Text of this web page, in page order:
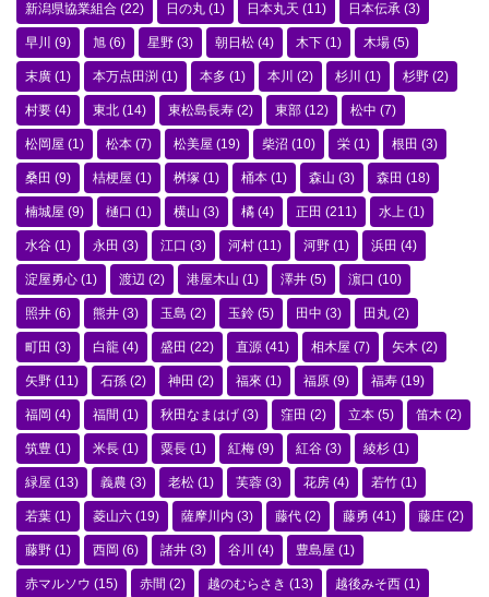
新潟県協業組合 (22) 日の丸 (1) 日本丸天 (11) 日本伝承 (3)
早川 (9) 旭 (6) 星野 (3) 朝日松 (4) 木下 (1) 木場 (5)
末廣 (1) 本万点田渕 (1) 本多 (1) 本川 (2) 杉川 (1) 杉野 (2)
村要 (4) 東北 (14) 東松島長寿 (2) 東部 (12) 松中 (7)
松岡屋 (1) 松本 (7) 松美屋 (19) 柴沼 (10) 栄 (1) 根田 (3)
桑田 (9) 桔梗屋 (1) 桝塚 (1) 桶本 (1) 森山 (3) 森田 (18)
楠城屋 (9) 樋口 (1) 横山 (3) 橘 (4) 正田 (211) 水上 (1)
水谷 (1) 永田 (3) 江口 (3) 河村 (11) 河野 (1) 浜田 (4)
淀屋勇心 (1) 渡辺 (2) 港屋木山 (1) 澤井 (5) 濵口 (10)
照井 (6) 熊井 (3) 玉島 (2) 玉鈴 (5) 田中 (3) 田丸 (2)
町田 (3) 白龍 (4) 盛田 (22) 直源 (41) 相木屋 (7) 矢木 (2)
矢野 (11) 石孫 (2) 神田 (2) 福來 (1) 福原 (9) 福寿 (19)
福岡 (4) 福間 (1) 秋田なまはげ (3) 窪田 (2) 立本 (5) 笛木 (2)
筑豊 (1) 米長 (1) 粟長 (1) 紅梅 (9) 紅谷 (3) 綾杉 (1)
緑屋 (13) 義農 (3) 老松 (1) 芙蓉 (3) 花房 (4) 若竹 (1)
若葉 (1) 菱山六 (19) 薩摩川内 (3) 藤代 (2) 藤勇 (41) 藤庄 (2)
藤野 (1) 西岡 (6) 諸井 (3) 谷川 (4) 豊島屋 (1)
赤マルソウ (15) 赤間 (2) 越のむらさき (13) 越後みそ西 (1)